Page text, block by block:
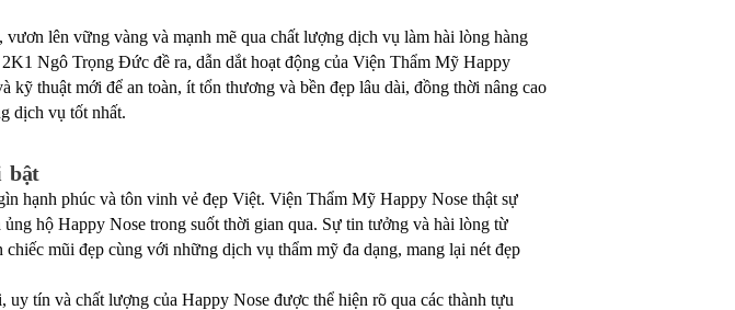
lên vững vàng và mạnh mẽ qua chất lượng dịch vụ làm hài lòng hàng
Ngô Trọng Đức đề ra, dẫn dắt hoạt động của Viện Thẩm Mỹ Happy
thuật mới để an toàn, ít tổn thương và bền đẹp lâu dài, đồng thời nâng cao
dịch vụ tốt nhất.
bật
hạnh phúc và tôn vinh vẻ đẹp Việt. Viện Thẩm Mỹ Happy Nose thật sự
hộ Happy Nose trong suốt thời gian qua. Sự tin tưởng và hài lòng từ
mũi đẹp cùng với những dịch vụ thẩm mỹ đa dạng, mang lại nét đẹp
tín và chất lượng của Happy Nose được thể hiện rõ qua các thành tựu